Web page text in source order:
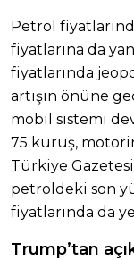
Petrol
fiyatlarına da
fiyatlarında
artışın önüne
mobil sistemi
75 kuruş,
Türkiye
petroldeki son
fiyatlarında da
Trump’tan